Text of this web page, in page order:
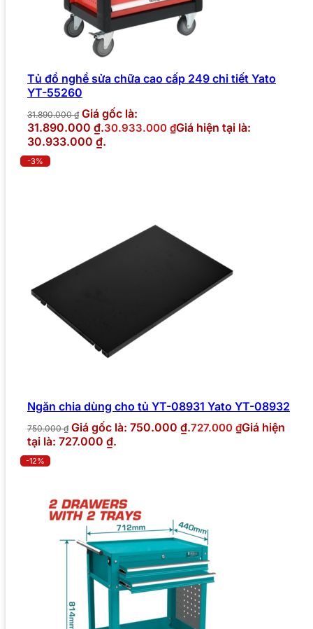
Tủ đồ nghề sửa chữa cao cấp 249 chi tiết Yato
YT-55260
31.890.000₫ Giá gốc là:
31.890.000 ₫.30.933.000 ₫Giá hiện tại là:
30.933.000 ₫.
-3%
Ngăn chia dùng cho tủ YT-08931 Yato YT-08932
750.000₫ Giá gốc là: 750.000 ₫.727.000 ₫Giá hiện
tại là: 727.000 ₫.
-12%